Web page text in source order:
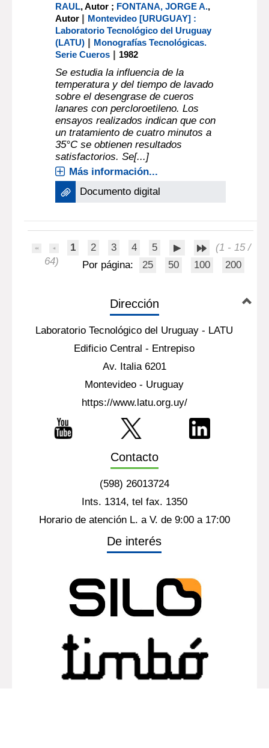
RAUL, Autor ; FONTANA, JORGE A.,
Autor | Montevideo [URUGUAY] :
Laboratorio Tecnológico del Uruguay
(LATU) | Monografías Tecnológicas.
Serie Cueros | 1982
Se estudia la influencia de la
temperatura y del tiempo de lavado
sobre el desengrase de cueros
lanares con percloroetileno. Los
ensayos realizados indican que con
un tratamiento de cuatro minutos a
35°C se obtienen resultados
satisfactorios. Se[...]
Más información...
Documento digital
1 2 3 4 5
(1 - 15 /
64)
Por página: 25 50 100 200
Dirección
Laboratorio Tecnológico del Uruguay - LATU
Edificio Central - Entrepiso
Av. Italia 6201
Montevideo - Uruguay
https://www.latu.org.uy/
Contacto
(598) 26013724
Ints. 1314, tel fax. 1350
Horario de atención L. a V. de 9:00 a 17:00
De interés